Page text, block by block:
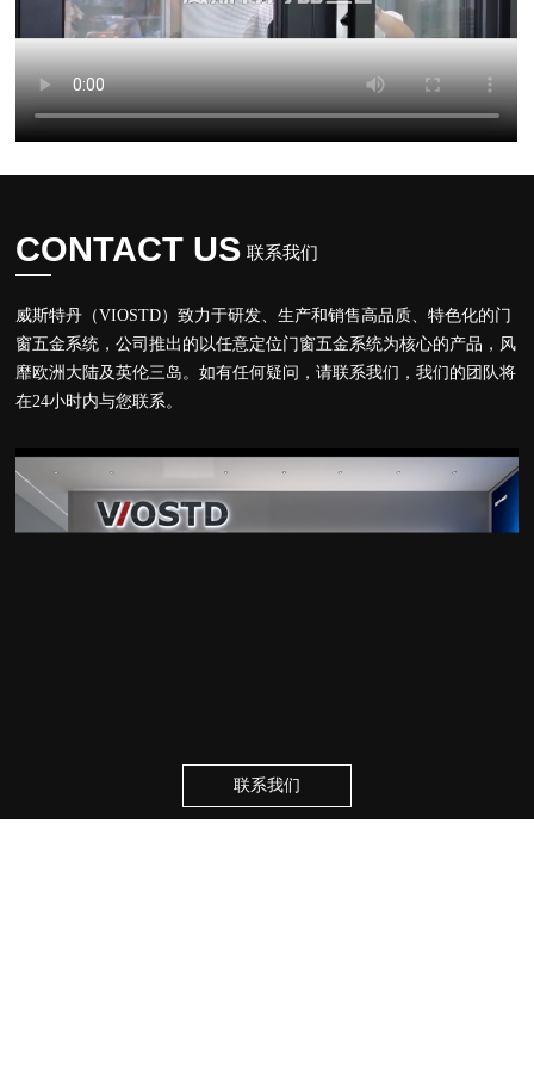
CONTACT US 联系我们
威斯特丹（VIOSTD）致⼒于研发、⽣产和销售⾼品质、特⾊化的门
窗五金系统，公司推出的以任意定位门窗五金系统为核⼼的产品，风
靡欧洲⼤陆及英伦三岛。如有任何疑问，请联系我们，我们的团队将
在24⼩时内与您联系。
联系我们